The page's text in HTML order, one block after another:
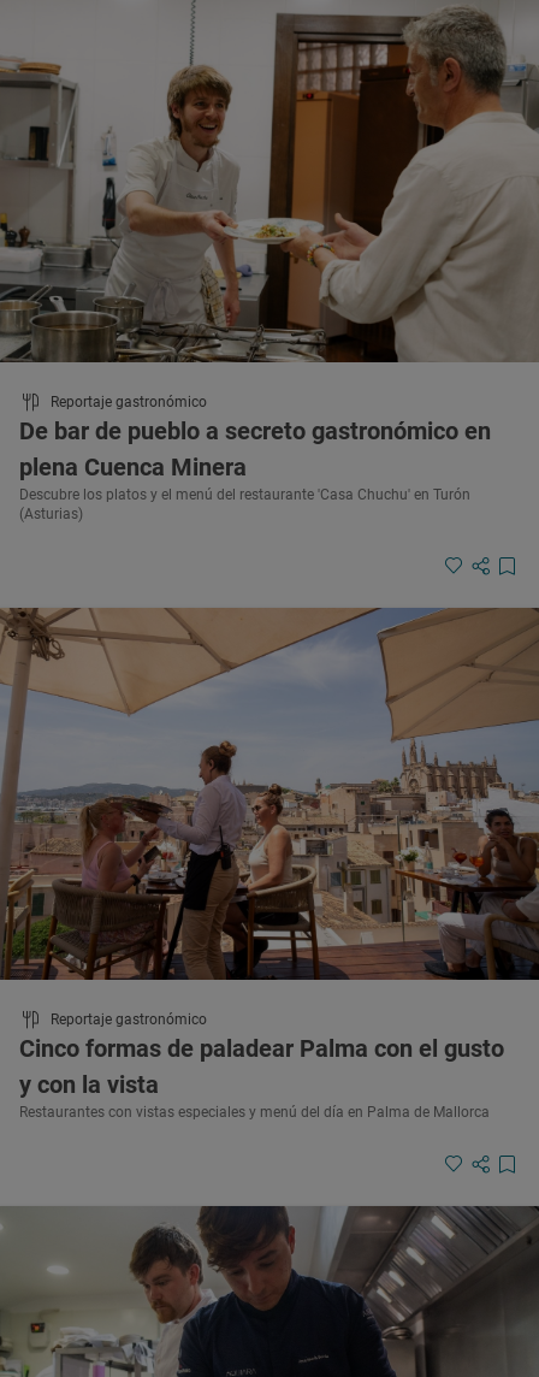
Reportaje gastronómico
De bar de pueblo a secreto gastronómico en
plena Cuenca Minera
Descubre los platos y el menú del restaurante 'Casa Chuchu' en Turón
(Asturias)
Reportaje gastronómico
Cinco formas de paladear Palma con el gusto
y con la vista
Restaurantes con vistas especiales y menú del día en Palma de Mallorca